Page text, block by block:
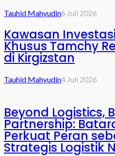
Tauhid Mahyudin6 Juli 2026
Kawasan
Khusus Tamchy
di Kirgizstan
Tauhid Mahyudin4 Juli 2026
Beyond Logistics,
Partnership:
Perkuat Peran
Strategis Logistik